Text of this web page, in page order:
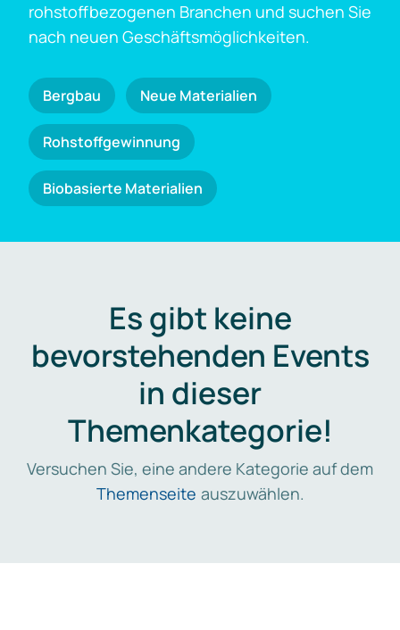
rohstoffbezogenen Branchen und suchen Sie
nach neuen Geschäftsmöglichkeiten.
Bergbau Neue Materialien
Rohstoffgewinnung
Biobasierte Materialien
Es gibt keine
bevorstehenden Events
in dieser
Themenkategorie!
Versuchen Sie, eine andere Kategorie auf dem
Themenseite auszuwählen.